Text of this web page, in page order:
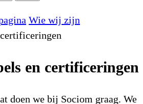
Wie wij zijn
en certificeringen
doen we bij Sociom graag. We